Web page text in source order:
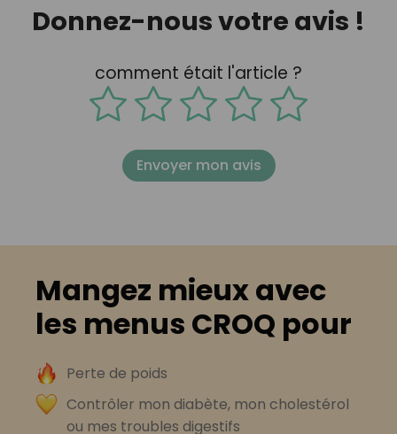
Donnez-nous votre avis !
comment était l'article ?
Envoyer mon avis
Mangez mieux avec
les menus CROQ pour
Perte de poids
Contrôler mon diabète, mon cholestérol
ou mes troubles digestifs